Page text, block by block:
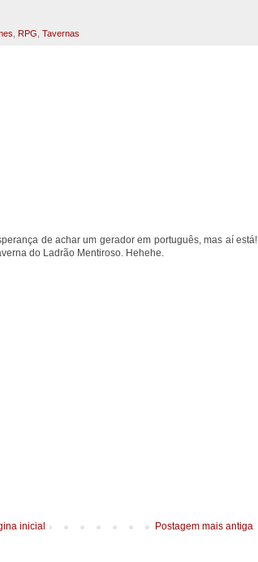
RPG Tavernas
de achar um gerador em português, mas aí está!
do Ladrão Mentiroso. Hehehe.
Postagem mais antiga
inicial